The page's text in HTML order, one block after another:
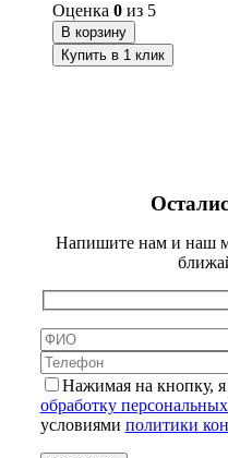
Оценка 0 из 5
В корзину
Купить в 1 клик
Напишите нам и наш
Нажимая на кнопку,
обработку
условиями политики